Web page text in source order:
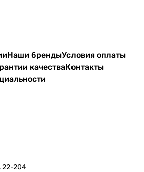
Наши брендыУсловия оплаты
качестваКонтакты
22-204